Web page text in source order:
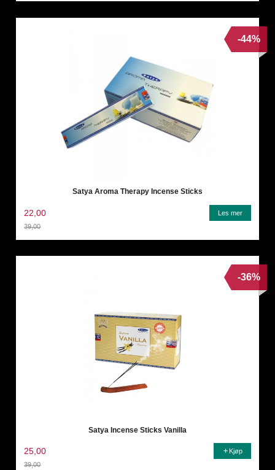
Satya Aroma Therapy Incense Sticks
22,00
39,00
-44%
Les mer
Satya Incense Sticks Vanilla
25,00
39,00
-36%
Kjøp